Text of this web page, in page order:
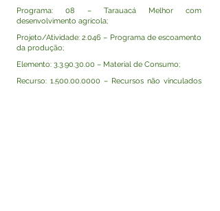
Programa: 08 – Tarauacá Melhor com
desenvolvimento agrícola;
Projeto/Atividade: 2.046 – Programa de escoamento
da produção;
Elemento: 3.3.90.30.00 – Material de Consumo;
Recurso: 1.500.00.0000 – Recursos não vinculados